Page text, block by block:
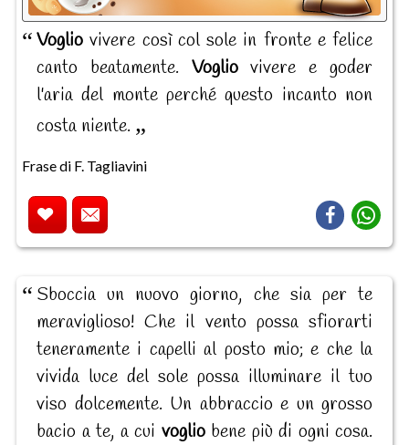
Voglio vivere così col sole in fronte e felice
canto beatamente. Vogliovivere e goder
l'aria del monte perché questo incanto non
costa niente.
Frase di F. Tagliavini
Sboccia un nuovo giorno, che sia per te
meraviglioso! Che il vento possa sfiorarti
teneramente i capelli al posto mio; e che la
vivida luce del sole possa illuminare il tuo
viso dolcemente. Un abbraccio e un grosso
bacio a te, a cui vogliobene più di ogni cosa.